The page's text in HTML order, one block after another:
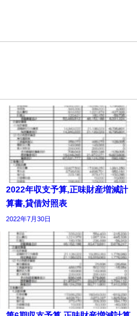
2022年収支予算,正味財産増減計
算書,貸借対照表
2022年7月30日